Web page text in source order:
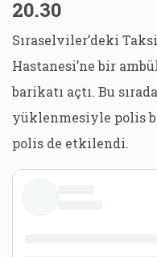
20.30
Sıraselviler’deki
Hastanesi’ne bir
barikatı açtı. Bu
yüklenmesiyle polis
polis de etkilendi.